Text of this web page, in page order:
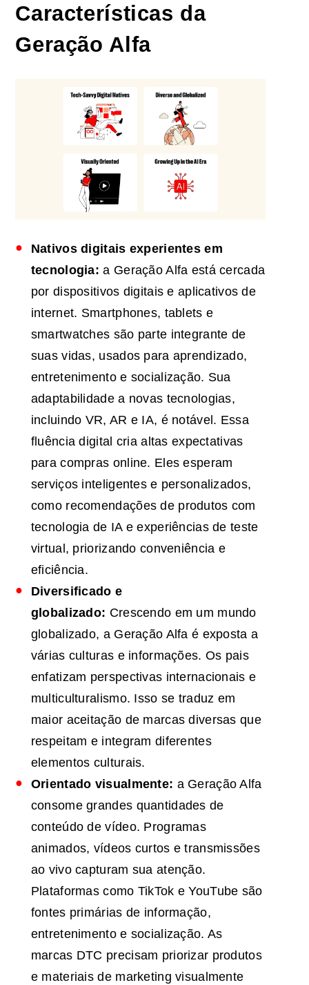
Características da
Geração Alfa
Nativos digitais experientes em
tecnologia: a Geração Alfa está cercada
por dispositivos digitais e aplicativos de
internet. Smartphones, tablets e
smartwatches são parte integrante de
suas vidas, usados ​​para aprendizado,
entretenimento e socialização. Sua
adaptabilidade a novas tecnologias,
incluindo VR, AR e IA, é notável. Essa
fluência digital cria altas expectativas
para compras online. Eles esperam
serviços inteligentes e personalizados,
como recomendações de produtos com
tecnologia de IA e experiências de teste
virtual, priorizando conveniência e
eficiência.
Diversificado e
globalizado: Crescendo em um mundo
globalizado, a Geração Alfa é exposta a
várias culturas e informações. Os pais
enfatizam perspectivas internacionais e
multiculturalismo. Isso se traduz em
maior aceitação de marcas diversas que
respeitam e integram diferentes
elementos culturais.
Orientado visualmente: a Geração Alfa
consome grandes quantidades de
conteúdo de vídeo. Programas
animados, vídeos curtos e transmissões
ao vivo capturam sua atenção.
Plataformas como TikTok e YouTube são
fontes primárias de informação,
entretenimento e socialização. As
marcas DTC precisam priorizar produtos
e materiais de marketing visualmente